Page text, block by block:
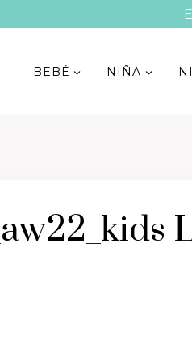
BEBÉ NIÑA